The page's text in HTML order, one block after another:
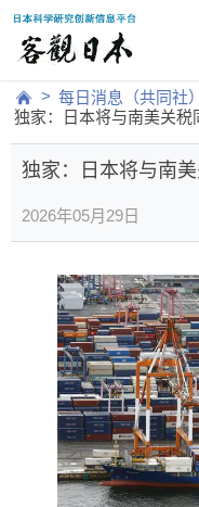
> 每日消息（共同社）
独家：日本将与南美关税
独家：日本将与南
2026年05月29日